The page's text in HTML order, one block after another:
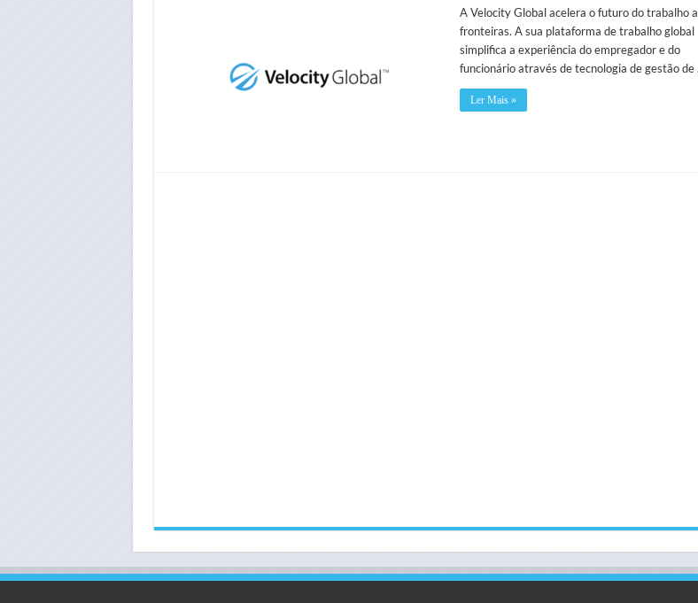
A Velocity Global acelera o futuro do trabalho
fronteiras. A sua plataforma de trabalho global
simplifica a experiência do empregador e do
funcionário através de tecnologia de gestão de
Ler Mais »